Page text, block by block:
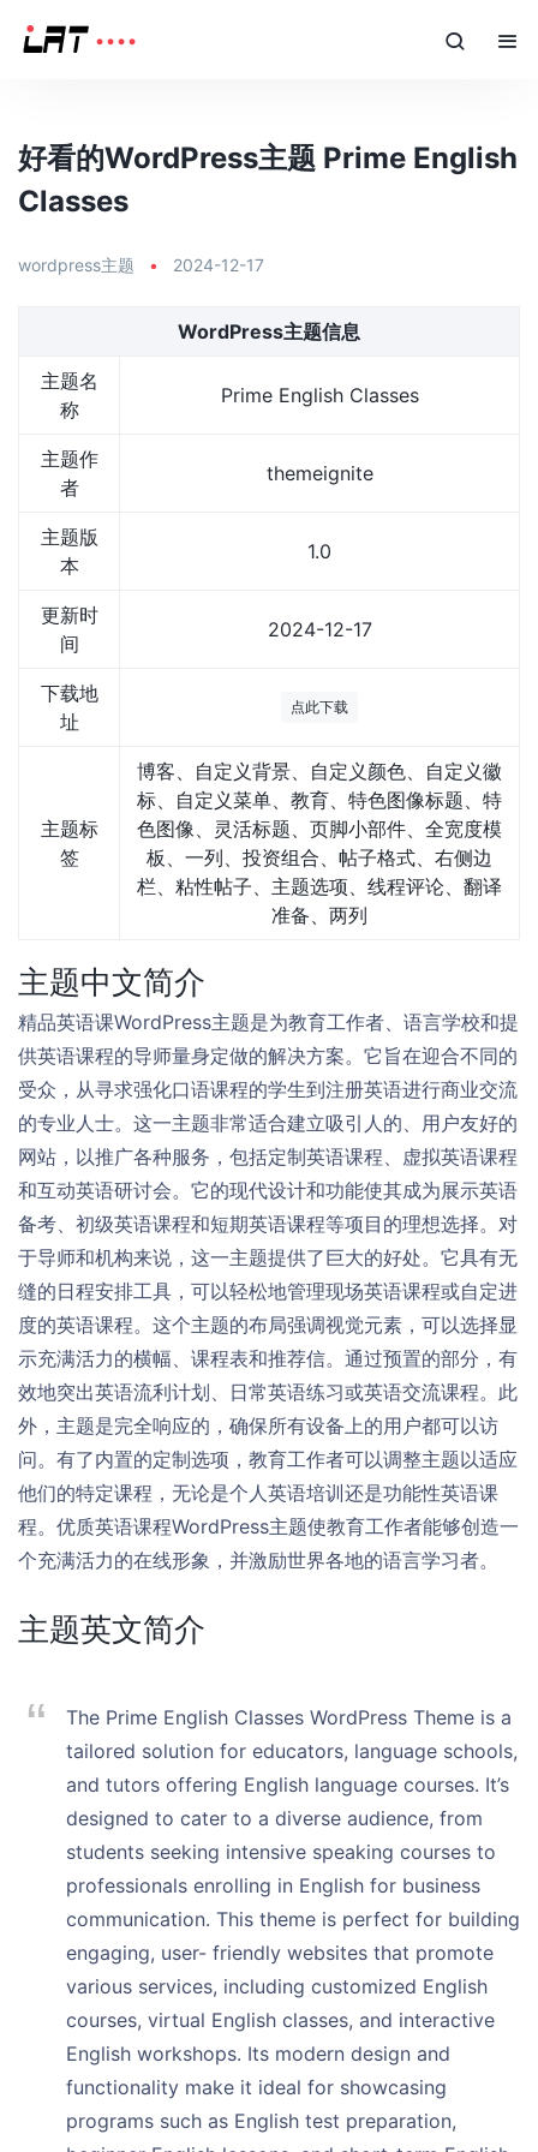
好看的WordPress主题 Prime English
Classes
wordpress主题 • 2024-12-17
WordPress主题信息
主题名
称
Prime English Classes
主题作
者
themeignite
主题版
本
1.0
更新时
间
2024-12-17
下载地
址
点此下载
主题标
签
博客、自定义背景、自定义颜色、自定义徽
标、自定义菜单、教育、特色图像标题、特
色图像、灵活标题、页脚小部件、全宽度模
板、一列、投资组合、帖子格式、右侧边
栏、粘性帖子、主题选项、线程评论、翻译
准备、两列
主题中文简介
精品英语课WordPress主题是为教育工作者、语言学校和提
供英语课程的导师量身定做的解决方案。它旨在迎合不同的
受众，从寻求强化口语课程的学生到注册英语进行商业交流
的专业人士。这一主题非常适合建立吸引人的、用户友好的
网站，以推广各种服务，包括定制英语课程、虚拟英语课程
和互动英语研讨会。它的现代设计和功能使其成为展示英语
备考、初级英语课程和短期英语课程等项目的理想选择。对
于导师和机构来说，这一主题提供了巨大的好处。它具有无
缝的日程安排工具，可以轻松地管理现场英语课程或自定进
度的英语课程。这个主题的布局强调视觉元素，可以选择显
示充满活力的横幅、课程表和推荐信。通过预置的部分，有
效地突出英语流利计划、日常英语练习或英语交流课程。此
外，主题是完全响应的，确保所有设备上的用户都可以访
问。有了内置的定制选项，教育工作者可以调整主题以适应
他们的特定课程，无论是个人英语培训还是功能性英语课
程。优质英语课程WordPress主题使教育工作者能够创造一
个充满活力的在线形象，并激励世界各地的语言学习者。
主题英文简介
The Prime English Classes WordPress Theme is a
tailored solution for educators, language schools,
and tutors offering English language courses. It’s
designed to cater to a diverse audience, from
students seeking intensive speaking courses to
professionals enrolling in English for business
communication. This theme is perfect for building
engaging, user- friendly websites that promote
various services, including customized English
courses, virtual English classes, and interactive
English workshops. Its modern design and
functionality make it ideal for showcasing
programs such as English test preparation,